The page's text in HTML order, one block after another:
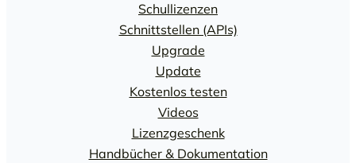
Schullizenzen
Schnittstellen (APIs)
Upgrade
Update
Kostenlos testen
Videos
Lizenzgeschenk
Handbücher & Dokumentation